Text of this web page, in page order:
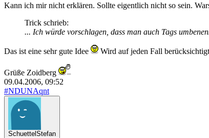
Kann ich mir nicht erklären. Sollte eigentlich nicht so sein.
Trick schrieb:
... Ich würde vorschlagen, dass man auch Tags
Das ist eine sehr gute Idee Wird auf jeden Fall
Grüße Zoidberg
09.04.2006, 09:52
#NDUNAqnt
SchuettelStefan